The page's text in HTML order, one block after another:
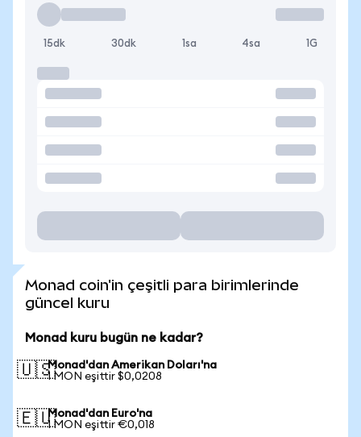
15dk 30dk 1sa 4sa 1G
Monad coin'in çeşitli para birimlerinde
güncel kuru
Monad kuru bugün ne kadar?
🇺🇸Monad'dan Amerikan Doları'na
1 MON eşittir $0,0208
🇪🇺Monad'dan Euro'na
1 MON eşittir €0,018